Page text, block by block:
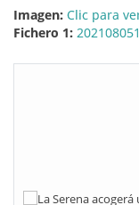
Imagen: Clic para
Fichero 1: